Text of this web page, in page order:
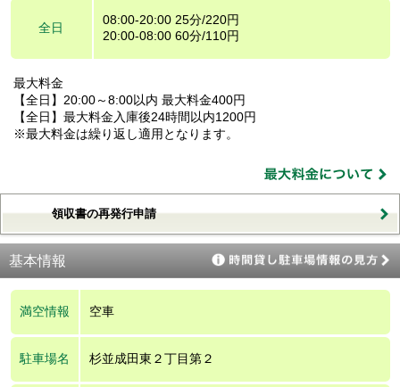
全日
08:00-20:00 25分/220円
20:00-08:00 60分/110円
最大料金
【全日】20:00～8:00以内 最大料金400円
【全日】最大料金入庫後24時間以内1200円
※最大料金は繰り返し適用となります。
領収書の再発行申請
基本情報
満空情報 空車
駐車場名 杉並成田東２丁目第２